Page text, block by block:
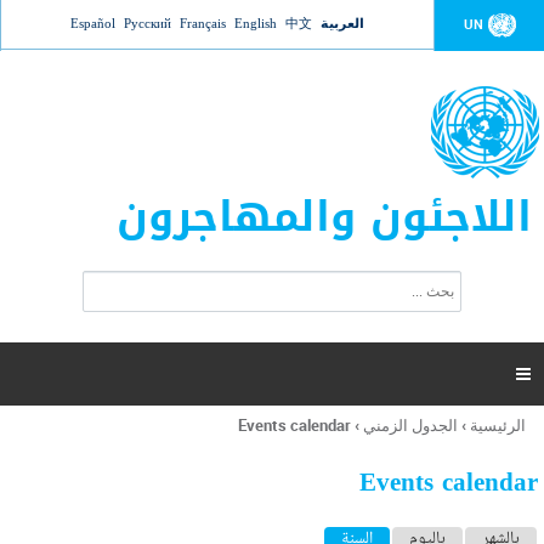
Jump to navigation UN العربية 中文
English
Français
Русский
Español
اللاجئون والمهاجرون
ت
ر
ل
ح
ب

أنت
هنا
الرئيسية › الجدول الزمني ›
Events calendar
Events calendar